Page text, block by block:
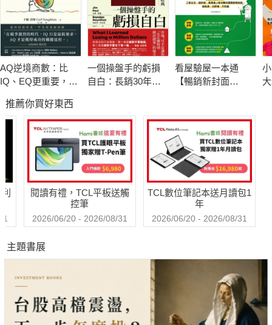
AQ逆境商數：比
IQ、EQ更重要，讓
應變力【附AQ測試
量表，從情緒、行
動、思想三層面清
晰掌握你的AQ與優
一個操盤手的虧損
自白：長銷30年的
看屋驗屋一本通
【暢銷新封面
設計師、買房達人
教你驗好屋買對房
秘訣，省裝潢、住
舒適、不吃虧
推薦你買好東西
閱讀有禮，TCL平板送觸
控筆
2026/06/20 - 2026/08/31
TCL數位筆記本送月讀包1
年
2026/06/20 - 2026/08/31
主題書展